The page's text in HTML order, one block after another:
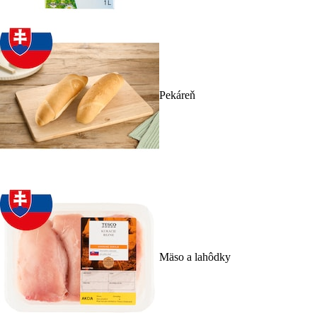
Pekáreň
Mäso a lahôdky